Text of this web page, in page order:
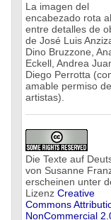
La imagen del
encabezado rota
entre detalles de
de José Luis
Dino Bruzzone,
Eckell, Andrea
Diego Perrotta
amable permiso
artistas).
Die Texte auf
von Susanne
erscheinen unter
Lizenz Creative
Commons
NonCommercial